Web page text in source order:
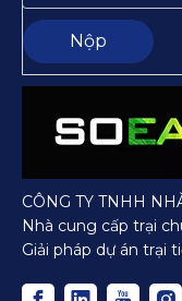
Nộp
CÔNG TY TNHH
Nhà cung cấp trại
Giải pháp dự án trại